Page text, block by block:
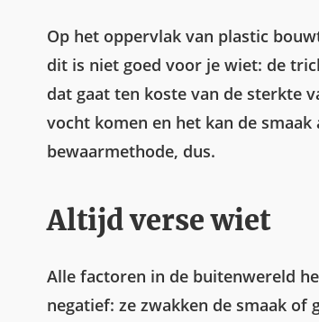
Op het oppervlak van plastic
dit is niet goed voor je wiet: de
dat gaat ten koste van de sterkte
vocht komen en het kan de
bewaarmethode, dus.
Altijd verse wiet
Alle factoren in de buitenwereld
negatief: ze zwakken de smaak